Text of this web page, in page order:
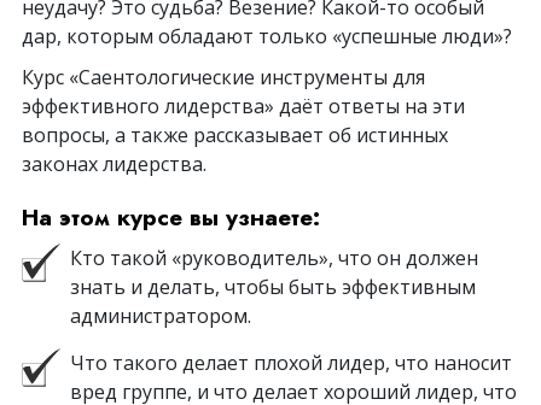
неудачу? Это судьба? Везение? Какой-то особый
дар, которым обладают только «успешные люди»?
Курс «Саентологические инструменты для
эффективного лидерства» даёт ответы на эти
вопросы, а также рассказывает об истинных
законах лидерства.
На этом курсе вы узнаете:
Кто такой «руководитель», что он должен
знать и делать, чтобы быть эффективным
администратором.
Что такого делает плохой лидер, что наносит
вред группе, и что делает хороший лидер, что